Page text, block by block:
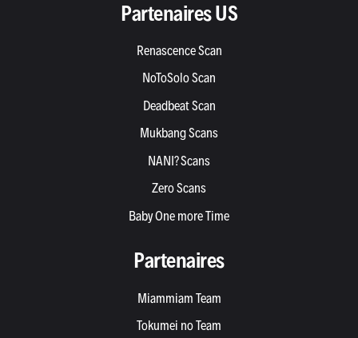
Partenaires US
Renascence Scan
NoToSolo Scan
Deadbeat Scan
Mukbang Scans
NANI? Scans
Zero Scans
Baby One more Time
Partenaires
Miammiam Team
Tokumei no Team